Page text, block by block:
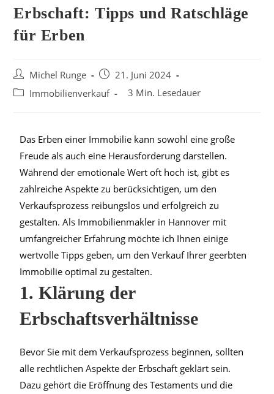
Erbschaft: Tipps und Ratschläge
für Erben
Michel Runge
21. Juni 2024
Immobilienverkauf
3 Min. Lesedauer
Das Erben einer Immobilie kann sowohl eine große
Freude als auch eine Herausforderung darstellen.
Während der emotionale Wert oft hoch ist, gibt es
zahlreiche Aspekte zu berücksichtigen, um den
Verkaufsprozess reibungslos und erfolgreich zu
gestalten. Als Immobilienmakler in Hannover mit
umfangreicher Erfahrung möchte ich Ihnen einige
wertvolle Tipps geben, um den Verkauf Ihrer geerbten
Immobilie optimal zu gestalten.
1. Klärung der
Erbschaftsverhältnisse
Bevor Sie mit dem Verkaufsprozess beginnen, sollten
alle rechtlichen Aspekte der Erbschaft geklärt sein.
Dazu gehört die Eröffnung des Testaments und die